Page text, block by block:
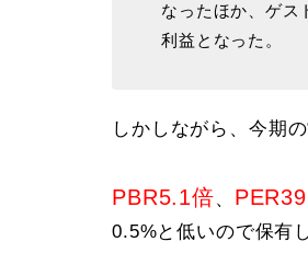
なったほか、ゲス
利益となった。
しかしながら、今期
PBR5.1倍、
0.5%と低いので保有